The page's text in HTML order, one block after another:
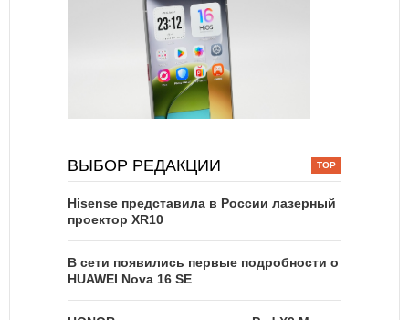
ВЫБОР РЕДАКЦИИ
Hisense представила в России лазерный
проектор XR10
В сети появились первые подробности о
HUAWEI Nova 16 SE